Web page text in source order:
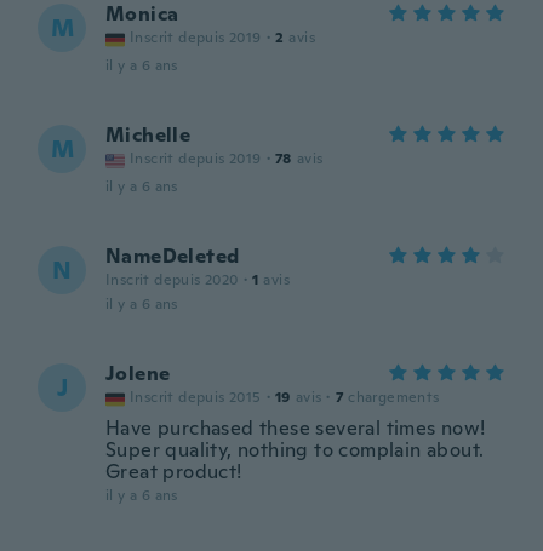
M Monica
Inscrit depuis 2019 · 2 avis
il y a 6 ans
M Michelle
Inscrit depuis 2019 · 78 avis
il y a 6 ans
N NameDeleted
Inscrit depuis 2020 · 1 avis
il y a 6 ans
J Jolene
Inscrit depuis 2015 · 19 avis · 7 chargements
Have purchased these several times now!
Super quality, nothing to complain about.
Great product!
il y a 6 ans